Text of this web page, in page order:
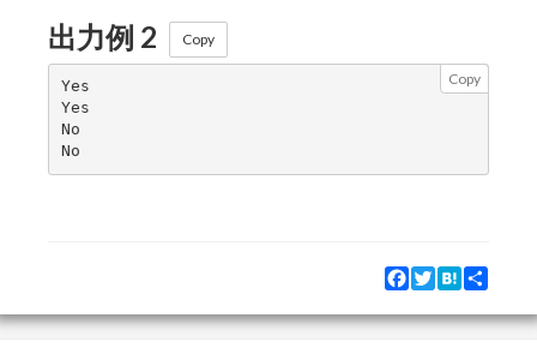
出力例 2 Copy
Copy
Yes
Yes
No
Facebook
Twitter
Hatena